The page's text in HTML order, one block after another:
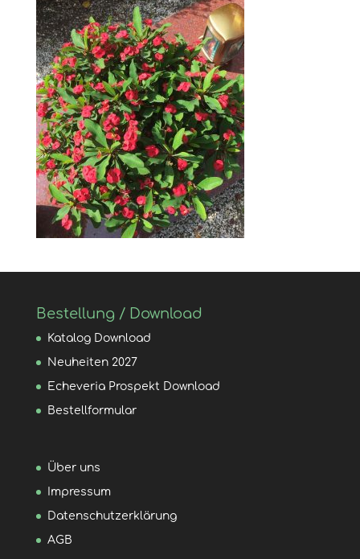
Bestellung / Download
Katalog Download
Neuheiten 2027
Echeveria Prospekt Download
Bestellformular
Über uns
Impressum
Datenschutzerklärung
AGB